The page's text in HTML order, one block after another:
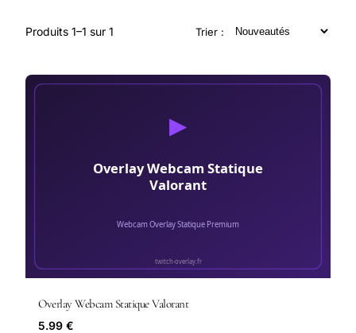
Produits 1–1 sur 1 Trier :
Overlay Webcam Statique Valorant
5.99 €